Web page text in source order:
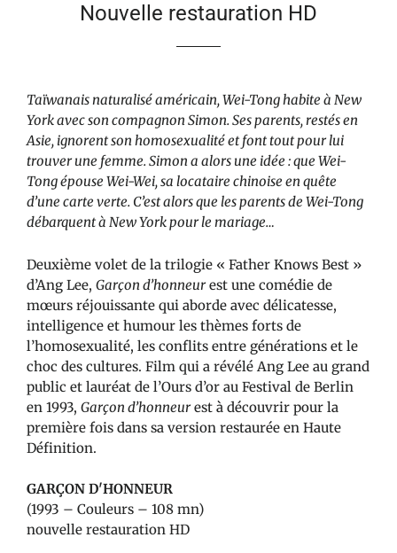
Nouvelle restauration HD
Taïwanais naturalisé américain, Wei-Tong habite à New
York avec son compagnon Simon. Ses parents, restés en
Asie, ignorent son homosexualité et font tout pour lui
trouver une femme. Simon a alors une idée : que Wei-
Tong épouse Wei-Wei, sa locataire chinoise en quête
d’une carte verte. C’est alors que les parents de Wei-Tong
débarquent à New York pour le mariage…
Deuxième volet de la trilogie « Father Knows Best »
d’Ang Lee, Garçon d’honneur est une comédie de
mœurs réjouissante qui aborde avec délicatesse,
intelligence et humour les thèmes forts de
l’homosexualité, les conflits entre générations et le
choc des cultures. Film qui a révélé Ang Lee au grand
public et lauréat de l’Ours d’or au Festival de Berlin
en 1993, Garçon d’honneur est à découvrir pour la
première fois dans sa version restaurée en Haute
Définition.
GARÇON D'HONNEUR
(1993 – Couleurs – 108 mn)
nouvelle restauration HD